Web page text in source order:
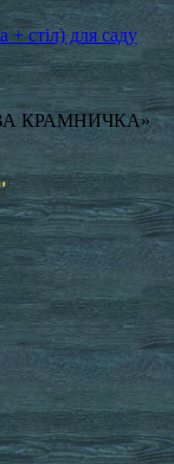
+ стіл) для саду
КРАМНИЧКА»